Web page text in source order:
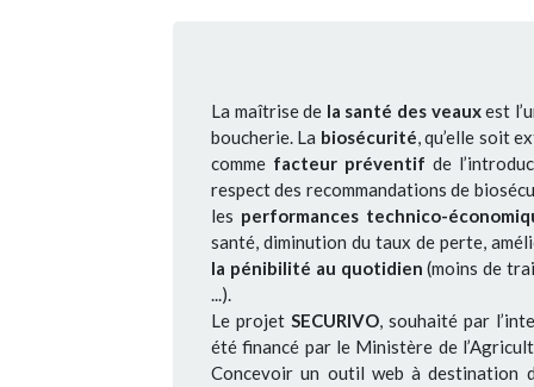
La maîtrise de la santé des veauxest
boucherie. La biosécurité, qu’elle soit
comme facteur préventif de
respect des recommandations de
les performances technico-
santé, diminution du taux de perte,
la pénibilité au quotidien (moins de
...).
Le projet SECURIVO, souhaité par
été financé par le Ministère de
Concevoir un outil web à destination